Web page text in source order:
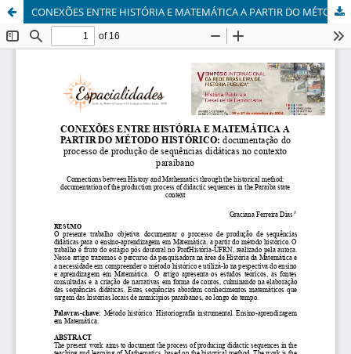
CONEXÕES ENTRE HISTÓRIA E MATEMÁTICA A PARTIR DO MÉTODO HISTÓRICO: